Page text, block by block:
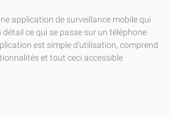
application de surveillance mobile qui
ce qui se passe sur un téléphone
est simple d'utilisation, comprend
et tout ceci accessible